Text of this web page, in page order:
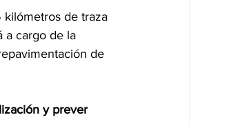
kilómetros de traza
a cargo de la
de
y prever